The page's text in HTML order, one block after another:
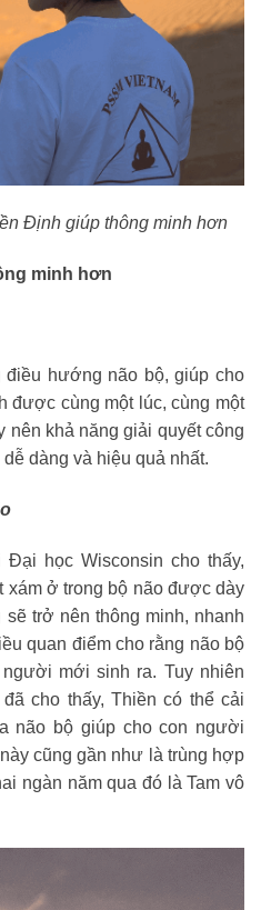
thông minh hơn
minh hơn
hướng não bộ, giúp cho
được cùng một lúc, cùng một
nên khả năng giải quyết công
dàng và hiệu quả nhất.
học Wisconsin cho thấy,
xám ở trong bộ não được dày
trở nên thông minh, nhanh
quan điểm cho rằng não bộ
mới sinh ra. Tuy nhiên
cho thấy, Thiền có thể cải
não bộ giúp cho con người
cũng gần như là trùng hợp
ngàn năm qua đó là Tam vô